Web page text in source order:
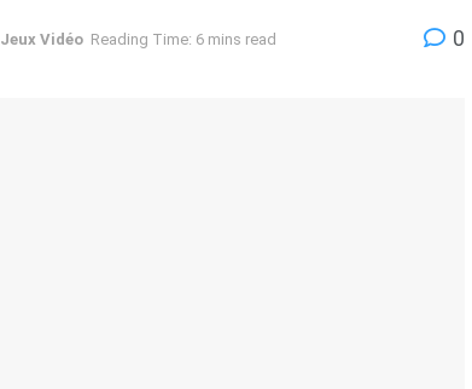
Jeux Vidéo Reading Time: 6 mins read 0